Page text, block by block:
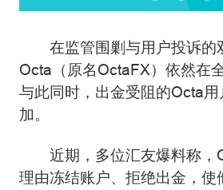
在监管围剿与用户投诉的
Octa（原名OctaFX）依然在
与此同时，出金受阻的Octa
加。
近期，多位汇友爆料称，
理由冻结账户、拒绝出金，使